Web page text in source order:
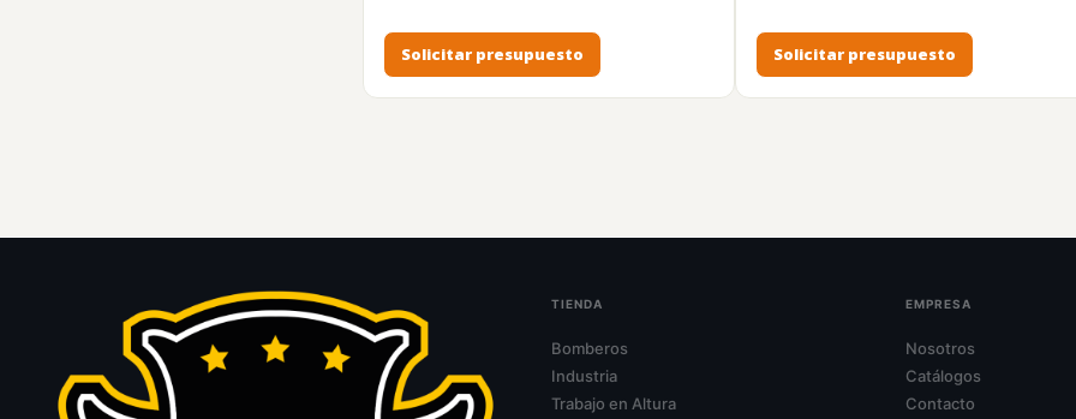
Solicitar presupuesto Solicitar presupuesto
TIENDA
Bomberos
Industria
Trabajo en Altura
EMPRESA
Nosotros
Catálogos
Contacto